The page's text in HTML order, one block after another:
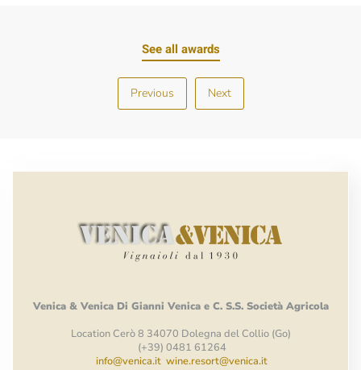
See all awards
Previous Next
Venica & Venica Di Gianni Venica e C. S.S. Società Agricola
Location Cerò 8 34070 Dolegna del Collio (Go)
(+39) 0481 61264
info@venica.it wine.resort@venica.it